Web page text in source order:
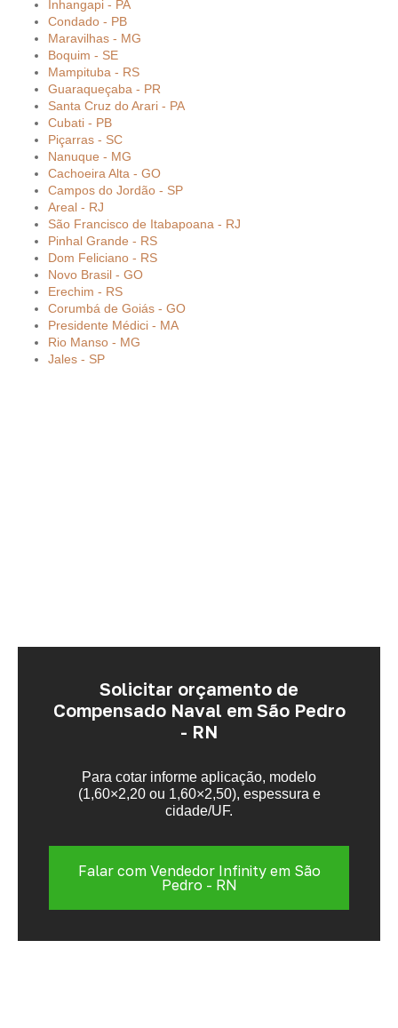
Inhangapi - PA
Condado - PB
Maravilhas - MG
Boquim - SE
Mampituba - RS
Guaraqueçaba - PR
Santa Cruz do Arari - PA
Cubati - PB
Piçarras - SC
Nanuque - MG
Cachoeira Alta - GO
Campos do Jordão - SP
Areal - RJ
São Francisco de Itabapoana - RJ
Pinhal Grande - RS
Dom Feliciano - RS
Novo Brasil - GO
Erechim - RS
Corumbá de Goiás - GO
Presidente Médici - MA
Rio Manso - MG
Jales - SP
Solicitar orçamento de
Compensado Naval em São Pedro
- RN
Para cotar informe aplicação, modelo
(1,60×2,20 ou 1,60×2,50), espessura e
cidade/UF.
Falar com Vendedor Infinity em São
Pedro - RN